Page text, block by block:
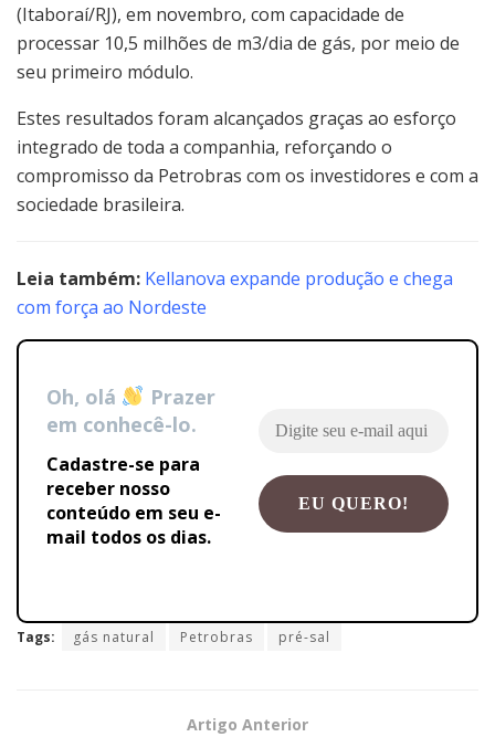
(Itaboraí/RJ), em novembro, com capacidade de
processar 10,5 milhões de m3/dia de gás, por meio de
seu primeiro módulo.
Estes resultados foram alcançados graças ao esforço
integrado de toda a companhia, reforçando o
compromisso da Petrobras com os investidores e com a
sociedade brasileira.
Leia também: Kellanova expande produção e chega
com força ao Nordeste
Oh, olá
Prazer
em conhecê-lo.
Cadastre-se para
receber nosso
conteúdo em seu e-
mail todos os dias.
Tags: gás natural Petrobras pré-sal
Artigo Anterior